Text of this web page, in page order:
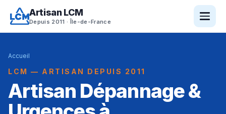
Artisan LCM
Depuis 2011 · Île-de-France
Accueil
LCM — ARTISAN DEPUIS 2011
Artisan Dépannage &